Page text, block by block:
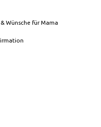
Wünsche für Mama